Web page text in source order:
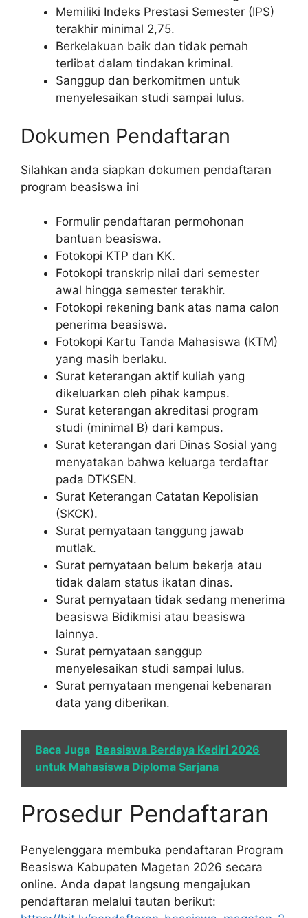
Memiliki Indeks Prestasi Semester (IPS)
terakhir minimal 2,75.
Berkelakuan baik dan tidak pernah
terlibat dalam tindakan kriminal.
Sanggup dan berkomitmen untuk
menyelesaikan studi sampai lulus.
Dokumen Pendaftaran
Silahkan anda siapkan dokumen pendaftaran
program beasiswa ini
Formulir pendaftaran permohonan
bantuan beasiswa.
Fotokopi KTP dan KK.
Fotokopi transkrip nilai dari semester
awal hingga semester terakhir.
Fotokopi rekening bank atas nama calon
penerima beasiswa.
Fotokopi Kartu Tanda Mahasiswa (KTM)
yang masih berlaku.
Surat keterangan aktif kuliah yang
dikeluarkan oleh pihak kampus.
Surat keterangan akreditasi program
studi (minimal B) dari kampus.
Surat keterangan dari Dinas Sosial yang
menyatakan bahwa keluarga terdaftar
pada DTKSEN.
Surat Keterangan Catatan Kepolisian
(SKCK).
Surat pernyataan tanggung jawab
mutlak.
Surat pernyataan belum bekerja atau
tidak dalam status ikatan dinas.
Surat pernyataan tidak sedang menerima
beasiswa Bidikmisi atau beasiswa
lainnya.
Surat pernyataan sanggup
menyelesaikan studi sampai lulus.
Surat pernyataan mengenai kebenaran
data yang diberikan.
Baca Juga Beasiswa Berdaya Kediri 2026
untuk Mahasiswa Diploma Sarjana
Prosedur Pendaftaran
Penyelenggara membuka pendaftaran Program
Beasiswa Kabupaten Magetan 2026 secara
online. Anda dapat langsung mengajukan
pendaftaran melalui tautan berikut: